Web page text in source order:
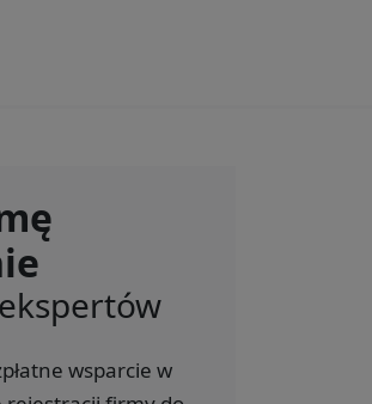
wsparcie w